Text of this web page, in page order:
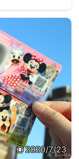
2020/7/23